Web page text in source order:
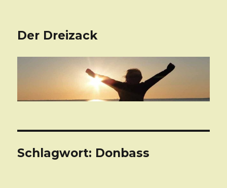
Der Dreizack
Schlagwort: Donbass